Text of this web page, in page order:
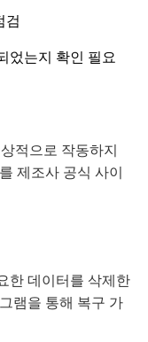
검
었는지 확인 필요
적으로 작동하지
제조사 공식 사이
한 데이터를 삭제한
램을 통해 복구 가